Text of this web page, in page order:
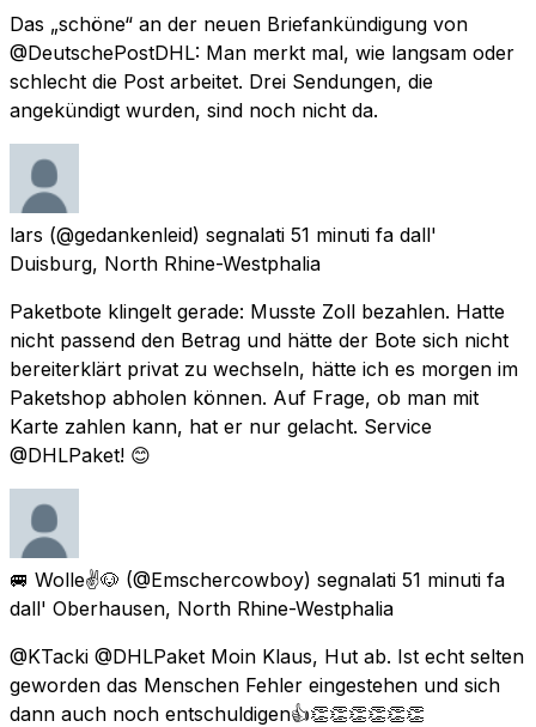
Das „schöne“ an der neuen Briefankündigung von
@DeutschePostDHL: Man merkt mal, wie langsam oder
schlecht die Post arbeitet. Drei Sendungen, die
angekündigt wurden, sind noch nicht da.
lars (@gedankenleid) segnalati 51 minuti fa dall'
Duisburg, North Rhine-Westphalia
Paketbote klingelt gerade: Musste Zoll bezahlen. Hatte
nicht passend den Betrag und hätte der Bote sich nicht
bereiterklärt privat zu wechseln, hätte ich es morgen im
Paketshop abholen können. Auf Frage, ob man mit
Karte zahlen kann, hat er nur gelacht. Service
@DHLPaket! 😊
🚐 Wolle✌🐶 (@Emschercowboy) segnalati 51 minuti fa
dall' Oberhausen, North Rhine-Westphalia
@KTacki @DHLPaket Moin Klaus, Hut ab. Ist echt selten
geworden das Menschen Fehler eingestehen und sich
dann auch noch entschuldigen👍👏👏👏👏👏👏